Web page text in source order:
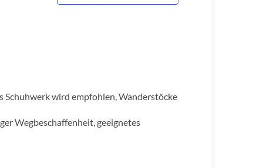
Schuhwerk wird empfohlen, Wanderstöcke
Wegbeschaffenheit, geeignetes